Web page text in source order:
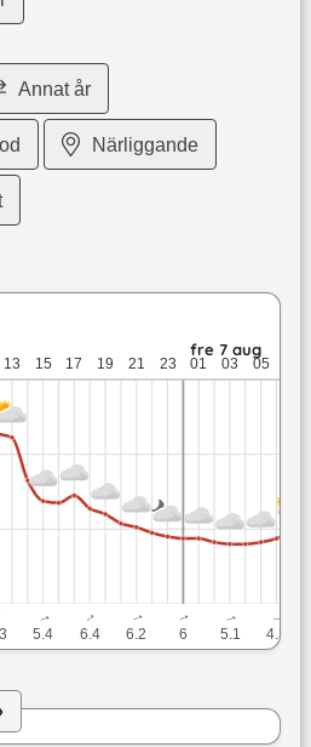
Annat år
Närliggande
ingen nederbörd: upp till
fre 7 aug
13 15 17 19 21 23 01 03 05
↓
5.4
↓
6.4
↓
6.2
↓
6
↓
5.1
↓
4.3